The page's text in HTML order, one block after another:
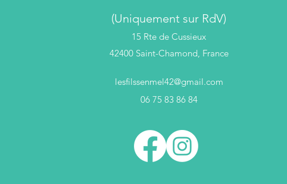
(Uniquement sur RdV)
15 Rte de Cussieux
42400 Saint-Chamond, France
lesfilssenmel42@gmail.com
06 75 83 86 84